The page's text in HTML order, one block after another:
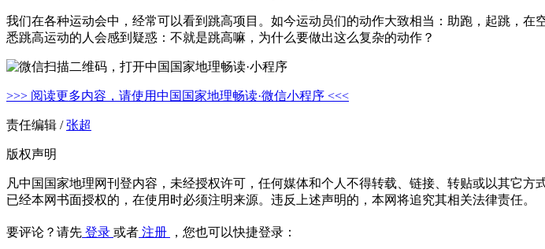
我们在各种运动会中，经常可以看到跳高项目。如今运动员们的动作大致相当：助跑，起跳，
悉跳高运动的人会感到疑惑：不就是跳高嘛，为什么要做出这么复杂的动作？
>>> 阅读更多内容，请使用中国国家地理畅读·微信小程序 <<<
责任编辑 /张超
版权声明
凡中国国家地理网刊登内容，未经授权许可，任何媒体和个人不得转载、链接、转贴或以其它方式
已经本网书面授权的，在使用时必须注明来源。违反上述声明的，本网将追究其相关法律责任。
要评论？请先 登录 或者 注册 ，您也可以快捷登录：